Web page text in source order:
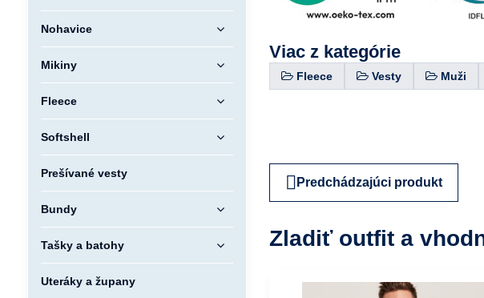
Viac z kategórie
Fleece Vesty Muži
Predchádzajúci produkt
Zladiť outfit a
Nohavice
Mikiny
Fleece
Softshell
Prešívané vesty
Bundy
Tašky a batohy
Uteráky a župany